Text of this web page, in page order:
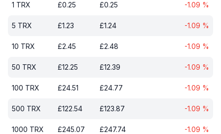
1 TRX £0.25 £0.25 -1.09 %
5 TRX £1.23 £1.24 -1.09 %
10 TRX £2.45 £2.48 -1.09 %
50 TRX £12.25 £12.39 -1.09 %
100 TRX £24.51 £24.77 -1.09 %
500 TRX £122.54 £123.87 -1.09 %
1000 TRX £245.07 £247.74 -1.09 %